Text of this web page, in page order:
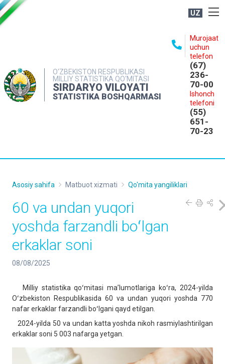
UZ
O‘ZBEKISTON RESPUBLIKASI
MILLIY STATISTIKA QO‘MITASI
SIRDARYO VILOYATI
STATISTIKA BOSHQARMASI
Murojaat
uchun
telefon
(67)
236-
70-00
Ishonch
telefoni
(55)
651-
70-23
NASHRLAR
INTERAKTIV XIZMATLAR
MATBUOT XIZMATI
Asosiy sahifa Matbuot xizmati Qo'mita yangiliklari
60 va undan yuqori
yoshda farzandli boʻlgan
erkaklar soni
08/08/2025
Milliy statistika qoʻmitasi maʼlumotlariga koʻra, 2024-yilda
Oʻzbekiston Respublikasida 60 va undan yuqori yoshda 770
nafar erkaklar farzandli boʻlgani qayd etilgan.
2024-yilda 50 va undan katta yoshda nikoh rasmiylashtirilgan
erkaklar soni 5 003 nafarga yetgan.